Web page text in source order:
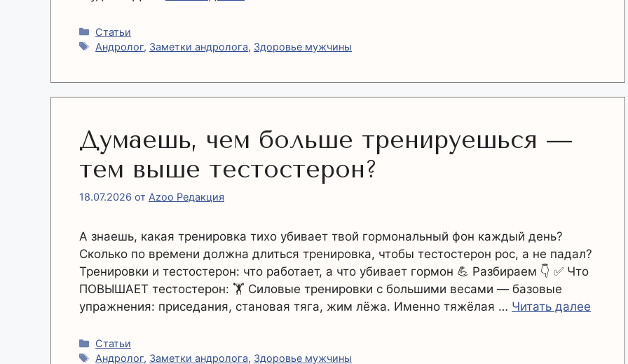
Рубрики
Статьи
Метки
Андролог, Заметки андролога, Здоровье мужчины
Думаешь, чем больше тренируешься —
тем выше тестостерон?
18.07.2026 от Azoo Редакция
А знаешь, какая тренировка тихо убивает твой гормональный фон каждый день?
Сколько по времени должна длиться тренировка, чтобы тестостерон рос, а не падал?
Тренировки и тестостерон: что работает, а что убивает гормон 💪 Разбираем 👇 ✅ Что
ПОВЫШАЕТ тестостерон: 🏋️ Силовые тренировки с большими весами — базовые
упражнения: приседания, становая тяга, жим лёжа. Именно тяжёлая … Читать далее
Рубрики
Статьи
Метки
Андролог, Заметки андролога, Здоровье мужчины